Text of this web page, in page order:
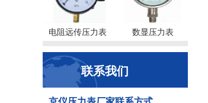
电阻远传压力表 数显压力表
联系我们